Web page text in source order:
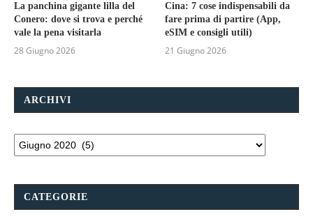
La panchina gigante lilla del
Conero: dove si trova e perché
vale la pena visitarla
28 Giugno 2026
Cina: 7 cose indispensabili da
fare prima di partire (App,
eSIM e consigli utili)
21 Giugno 2026
ARCHIVI
CATEGORIE